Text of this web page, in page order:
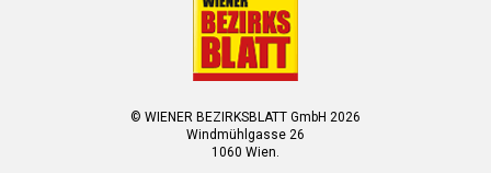
© WIENER BEZIRKSBLATT GmbH 2026
Windmühlgasse 26
1060 Wien.